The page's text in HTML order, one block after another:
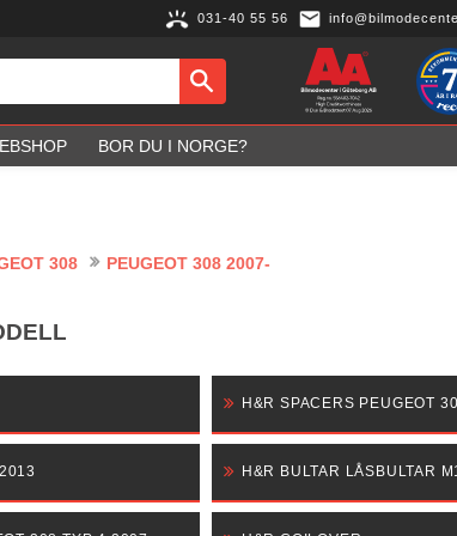
031-40 55 56
BOR DU I NORGE?
308 PEUGEOT 308 2007-
H&R SPACERS PEUGEOT
H&R BULTAR LÅSBULTAR